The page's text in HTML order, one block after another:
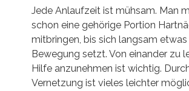
Jede Anlaufzeit ist mühsam. Man
schon eine gehörige Portion
mitbringen, bis sich langsam etwas
Bewegung setzt. Von einander zu
Hilfe anzunehmen ist wichtig.
Vernetzung ist vieles leichter